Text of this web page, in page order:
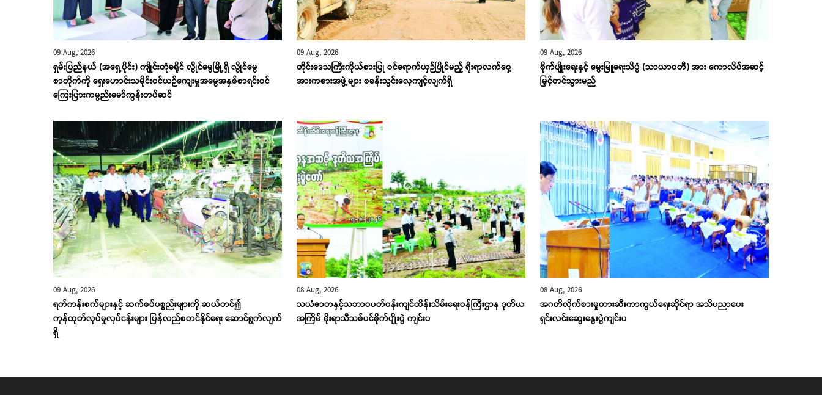
09 Aug, 2026
ရှမ်းပြည်နယ် (အရှေ့ပိုင်း) ကျိုင်းတုံခရိုင် လွိုင်မွေမြို့ရှိ လွိုင်မွေ
စာတိုက်ကို ရှေးဟောင်းသမိုင်းဝင်ယဉ်ကျေးမှုအမွေအနှစ်စာရင်းဝင်
ကြေးပြားကမ္ပည်းမော်ကွန်းတပ်ဆင်
09 Aug, 2026
တိုင်းဒေသကြီးကိုယ်စားပြု ဝင်ရောက်ယှဉ်ပြိုင်မည့် ရိုးရာလက်ဝှေ့
အားကစားအဖွဲ့များ စခန်းသွင်းလေ့ကျင့်လျက်ရှိ
09 Aug, 2026
စိုက်ပျိုးရေးနှင့် မွေးမြူရေးသိပ္ပံ (သာယာဝတီ) အား ကောလိပ်အဆင့်
မြှင့်တင်သွားမည်
09 Aug, 2026
ရက်ကန်းစက်များနှင့် ဆက်စပ်ပစ္စည်းများကို ဆယ်တင်၍
ကုန်ထုတ်လုပ်မှုလုပ်ငန်းများ ပြန်လည်စတင်နိုင်ရေး ဆောင်ရွက်လျက်
ရှိ
08 Aug, 2026
သယံဇာတနှင့်သဘာဝပတ်ဝန်းကျင်ထိန်းသိမ်းရေးဝန်ကြီးဌာန ဒုတိယ
အကြိမ် မိုးရာသီသစ်ပင်စိုက်ပျိုးပွဲ ကျင်းပ
08 Aug, 2026
အဂတိလိုက်စားမှုတားဆီးကာကွယ်ရေးဆိုင်ရာ အသိပညာပေး
ရှင်းလင်းဆွေးနွေးပွဲကျင်းပ